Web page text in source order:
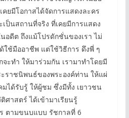
คยมีโอกาสได้จัดการแสดงละคร
ป็นสถานที่จริง ที่เคยมีการแสดง
อดีต ถึงแม้โปรดักชั่นของเรา ไม่
ใช้มืออาชีพ แต่ใช้วิธีการ ดึงพี่ ๆ
ะทำ ให้มาร่วมกัน เรามาทำโดยมี
ะราชนิพนธ์ของพระองค์ท่าน ให้แผ่
ได้รับรู้ ให้ผู้ชม ซึ่งมีทั้ง เยาวชน
ศาสตร์ ได้เข้ามาเรียนรู้
ตามขนบแบบ รัชกาลที่ 6